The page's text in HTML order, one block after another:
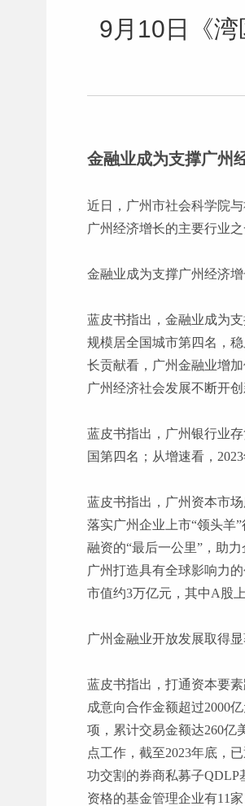
9月10日《
金融业成为支撑广州
近日，广州市社会科学院
广州经济增长的主要行业
金融业成为支撑广州经济
蓝皮书指出，金融业成为
规模居全国城市第四名，
长贡献看，广州金融业增
广州经济社会发展不断开创
蓝皮书指出，广州银行业
国第四名；从增速看，
蓝皮书指出，广州资本市
落实广州企业上市“领头羊
融资的“最后一公里”，助
广州打造具有全球影响力
市值约3万亿元，其中A股
广州金融业开放发展取得
蓝皮书指出，打通资本要
成意向合作金额超过2000
项，累计交易金额达260亿
点工作，截至2023年底，
功交割的券商私募子QDLP
资格的基金管理企业有11